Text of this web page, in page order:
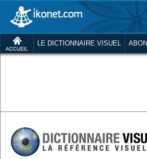
LE DICTIONNAIRE VISUEL